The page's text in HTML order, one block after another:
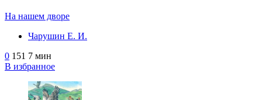
На нашем дворе
Чарушин Е. И.
0 151 7 мин
В избранное